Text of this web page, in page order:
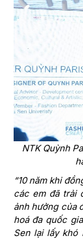
NTK Quỳnh
“10 năm khi
các em đã trải
ảnh hưởng của
hoáđa quốc
Sen lại lấy khó